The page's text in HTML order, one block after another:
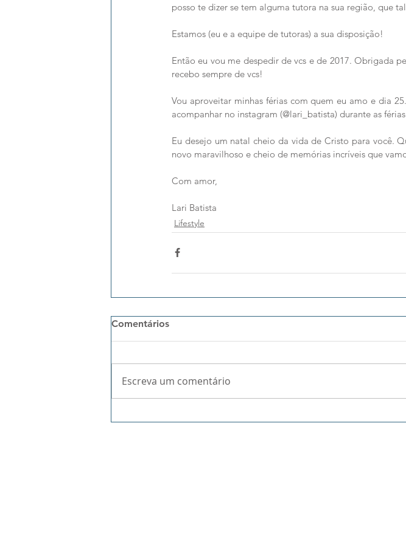
posso te dizer se tem alguma tutora na sua região, que
Estamos (eu e a equipe de tutoras) a sua disposição!
Então eu vou me despedir de vcs e de 2017. Obrigada
recebo sempre de vcs!
Vou aproveitar minhas férias com quem eu amo e dia
acompanhar no instagram (@lari_batista) durante as
Eu desejo um natal cheio da vida de Cristo para você.
novo maravilhoso e cheio de memórias incríveis que
Com amor,
Lari Batista
Lifestyle
Comentários
Escreva um comentário